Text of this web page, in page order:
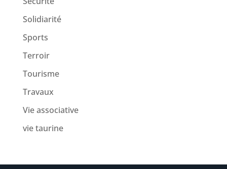
Solidiarité
Sports
Terroir
Tourisme
Travaux
Vie associative
vie taurine